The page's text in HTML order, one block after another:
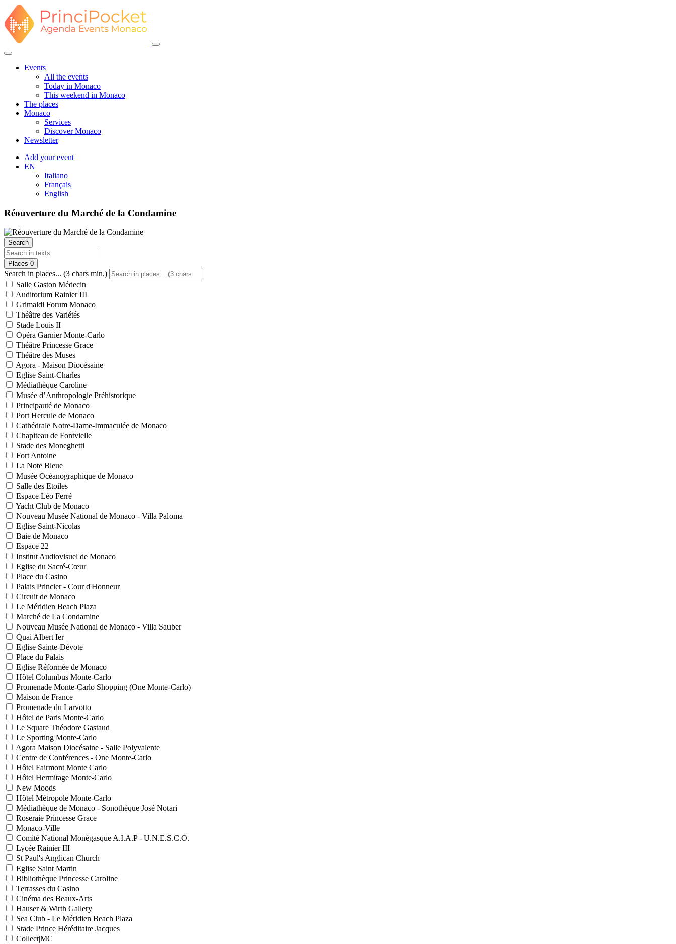
Events
All the events
Today in Monaco
This weekend in Monaco
The places
Monaco
Services
Discover Monaco
Newsletter
Add your event
EN
Italiano
Français
English
Réouverture du Marché de la Condamine
Search
Places 0
Search in places... (3 chars min.)
Salle Gaston Médecin
Auditorium Rainier III
Grimaldi Forum Monaco
Théâtre des Variétés
Stade Louis II
Opéra Garnier Monte-Carlo
Théâtre Princesse Grace
Théâtre des Muses
Agora - Maison Diocésaine
Eglise Saint-Charles
Médiathèque Caroline
Musée d’Anthropologie Préhistorique
Principauté de Monaco
Port Hercule de Monaco
Cathédrale Notre-Dame-Immaculée de Monaco
Chapiteau de Fontvielle
Stade des Moneghetti
Fort Antoine
La Note Bleue
Musée Océanographique de Monaco
Salle des Etoiles
Espace Léo Ferré
Yacht Club de Monaco
Nouveau Musée National de Monaco - Villa Paloma
Eglise Saint-Nicolas
Baie de Monaco
Espace 22
Institut Audiovisuel de Monaco
Eglise du Sacré-Cœur
Place du Casino
Palais Princier - Cour d'Honneur
Circuit de Monaco
Le Méridien Beach Plaza
Marché de La Condamine
Nouveau Musée National de Monaco - Villa Sauber
Quai Albert Ier
Eglise Sainte-Dévote
Place du Palais
Eglise Réformée de Monaco
Hôtel Columbus Monte-Carlo
Promenade Monte-Carlo Shopping (One Monte-Carlo)
Maison de France
Promenade du Larvotto
Hôtel de Paris Monte-Carlo
Le Square Théodore Gastaud
Le Sporting Monte-Carlo
Agora Maison Diocésaine - Salle Polyvalente
Centre de Conférences - One Monte-Carlo
Hôtel Fairmont Monte Carlo
Hôtel Hermitage Monte-Carlo
New Moods
Hôtel Métropole Monte-Carlo
Médiathèque de Monaco - Sonothèque José Notari
Roseraie Princesse Grace
Monaco-Ville
Comité National Monégasque A.I.A.P - U.N.E.S.C.O.
Lycée Rainier III
St Paul's Anglican Church
Eglise Saint Martin
Bibliothèque Princesse Caroline
Terrasses du Casino
Cinéma des Beaux-Arts
Hauser & Wirth Gallery
Sea Club - Le Méridien Beach Plaza
Stade Prince Héréditaire Jacques
Collect|MC